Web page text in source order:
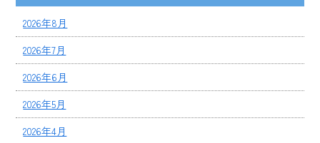
2026年8月
2026年7月
2026年6月
2026年5月
2026年4月